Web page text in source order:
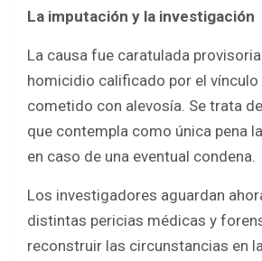
La imputación y la investigación
La causa fue caratulada
homicidio calificado por el vínculo
cometido con alevosía. Se trata
que contempla como única pena
en caso de una eventual condena.
Los investigadores aguardan
distintas pericias médicas y
reconstruir las circunstancias en